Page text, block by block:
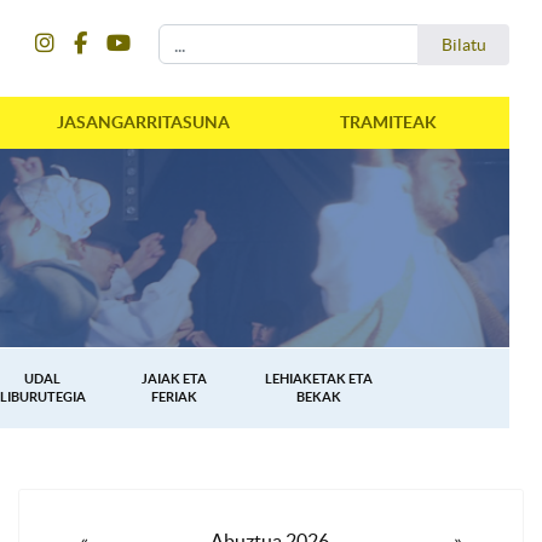
Bilatu
JASANGARRITASUNA TRAMITEAK
UDAL
LIBURUTEGIA
JAIAK ETA
FERIAK
LEHIAKETAK ETA
BEKAK